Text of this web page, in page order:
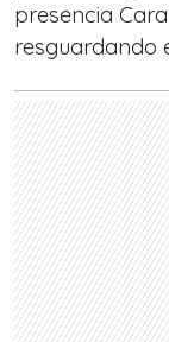
presencia
resguardando